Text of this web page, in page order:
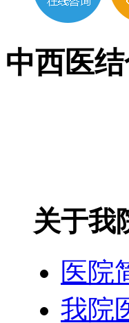
中西医
关于我
医院
我院